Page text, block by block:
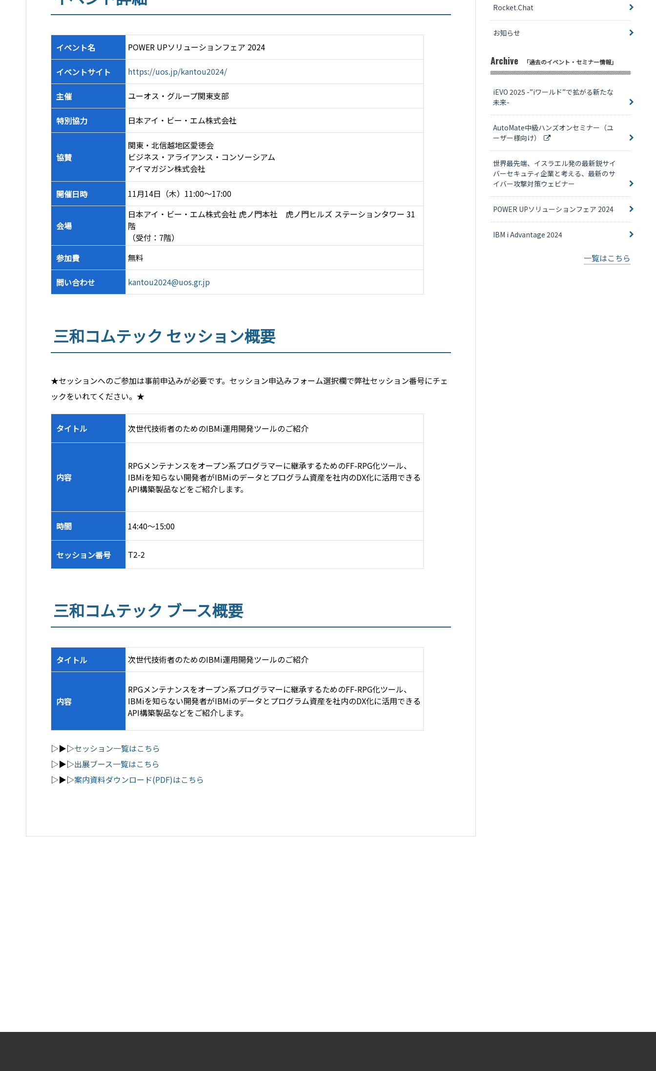
イベント名 POWER UPソリューションフェア 2024
イベントサイト https://uos.jp/kantou2024/
主催 ユーオス・グループ関東支部
特別協力 日本アイ・ビー・エム株式会社
協賛
関東・北信越地区愛徳会
ビジネス・アライアンス・コンソーシアム
アイマガジン株式会社
開催日時 11月14日（木）11:00～17:00
会場
日本アイ・ビー・エム株式会社 虎ノ門本社 虎ノ門ヒルズ ステーションタワー 31
階
（受付：7階）
参加費
無料
問い合わせ kantou2024@uos.gr.jp
三和コムテック セッション概要
★セッションへのご参加は事前申込みが必要です。セッション申込みフォーム選択欄で弊社セッション番号にチェ
ックをいれてください。★
タイトル 次世代技術者のためのIBMi運用開発ツールのご紹介
内容
RPGメンテナンスをオープン系プログラマーに継承するためのFF-RPG化ツール、
IBMiを知らない開発者がIBMiのデータとプログラム資産を社内のDX化に活用できる
API構築製品などをご紹介します。
時間 14:40～15:00
セッション番号 T2-2
三和コムテック ブース概要
タイトル 次世代技術者のためのIBMi運用開発ツールのご紹介
内容
RPGメンテナンスをオープン系プログラマーに継承するためのFF-RPG化ツール、
IBMiを知らない開発者がIBMiのデータとプログラム資産を社内のDX化に活用できる
API構築製品などをご紹介します。
▷▶▷セッション一覧はこちら
▷▶▷出展ブース一覧はこちら
▷▶▷案内資料ダウンロード(PDF)はこちら
Rocket.Chat
お知らせ
Archive 「過去のイベント・セミナー情報」
iEVO 2025 -”iワールド”で拡がる新たな
未来-
AutoMate中級ハンズオンセミナー（ユ
ーザー様向け）
世界最先端、イスラエル発の最新鋭サイ
バーセキュティ企業と考える、最新のサ
イバー攻撃対策ウェビナー
POWER UPソリューションフェア 2024
IBM i Advantage 2024
一覧はこちら